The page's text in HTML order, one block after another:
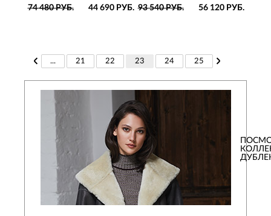
ВОРОТНИКОМ-СТОЙКОЙ И
74 480 РУБ. 44 690 РУБ.
СВОБОДНОГО СИЛУЭТА С
93 540 РУБ. 56 120 РУБ.
... 21 22 23 24 25